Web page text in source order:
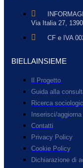
Via Italia 27,
CF e IVA
BIELLAINSIEME
Il Progetto
Guida alla
Ricerca
Inserisci/
Contatti
Privacy Policy
Cookie Policy
Dichiarazione di